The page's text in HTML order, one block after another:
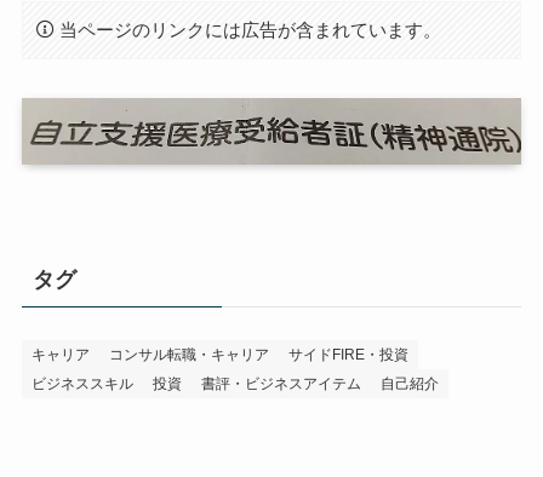
当ページのリンクには広告が含まれています。
タグ
キャリア コンサル転職・キャリア
サイドFIRE・投資
ビジネススキル
投資 書評・ビジネスアイテム 自己紹介